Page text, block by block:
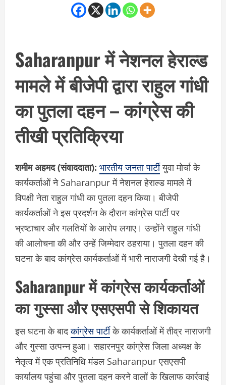
Saharanpur में नेशनल हेराल्ड
मामले में बीजेपी द्वारा राहुल गांधी
का पुतला दहन – कांग्रेस की
तीखी प्रतिक्रिया
शमीम अहमद (संवाददाता): भारतीय जनता पार्टीयुवा मोर्चा के
कार्यकर्ताओं ने Saharanpur में नेशनल हेराल्ड मामले में
विपक्षी नेता राहुल गांधी का पुतला दहन किया। बीजेपी
कार्यकर्ताओं ने इस प्रदर्शन के दौरान कांग्रेस पार्टी पर
भ्रष्टाचार और गलतियों के आरोप लगाए। उन्होंने राहुल गांधी
की आलोचना की और उन्हें जिम्मेदार ठहराया। पुतला दहन की
घटना के बाद कांग्रेस कार्यकर्ताओं में भारी नाराजगी देखी गई है।
Saharanpur में कांग्रेस कार्यकर्ताओं
का गुस्सा और एसएसपी से शिकायत
इस घटना के बादकांग्रेस पार्टीके कार्यकर्ताओं में तीव्र नाराजगी
और गुस्सा उत्पन्न हुआ। सहारनपुर कांग्रेस जिला अध्यक्ष के
नेतृत्व में एक प्रतिनिधि मंडल Saharanpur एसएसपी
कार्यालय पहुंचा और पुतला दहन करने वालों के खिलाफ कार्रवाई